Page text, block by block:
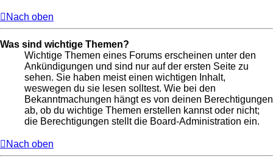
Nach oben
Was sind wichtige Themen?
Wichtige Themen eines Forums erscheinen unter den
Ankündigungen und sind nur auf der ersten Seite zu
sehen. Sie haben meist einen wichtigen Inhalt,
weswegen du sie lesen solltest. Wie bei den
Bekanntmachungen hängt es von deinen Berechtigungen
ab, ob du wichtige Themen erstellen kannst oder nicht;
die Berechtigungen stellt die Board-Administration ein.
Nach oben